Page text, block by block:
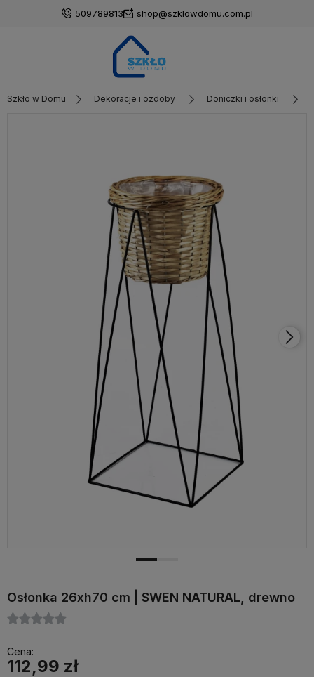
509789813 shop@szklowdomu.com.pl
Szkło w Domu Dekoracje i ozdoby Doniczki i osłonki
Osłonka 26xh70 cm | SWEN NATURAL, drewno
Cena:
112,99 zł